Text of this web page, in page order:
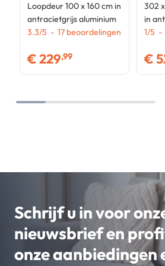
Loopdeur 100 x 160 cm in
antracietgrijs aluminium
3.3/5 - 17 beoordelingen
€229,99
302
in
1/5 -
€
Schrijf u in voor
nieuwsbrief en
onze aanbiedingen